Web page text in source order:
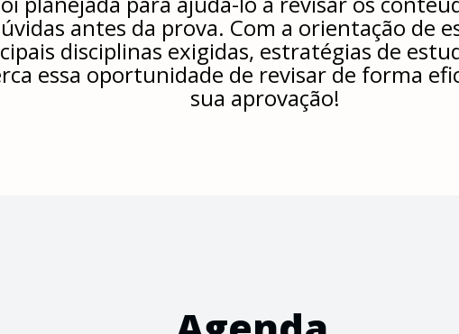
antes da prova. Com a orientação de
disciplinas exigidas, estratégias de
essa oportunidade de revisar de forma
sua aprovação!